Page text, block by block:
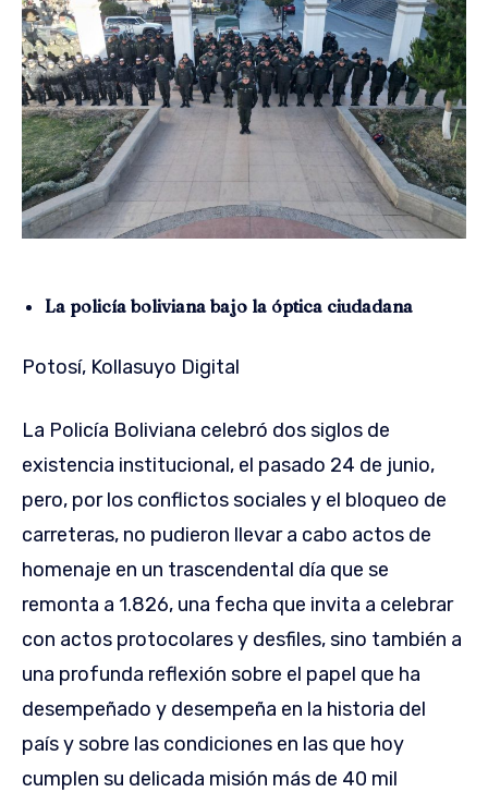
La policía boliviana bajo la óptica ciudadana
Potosí, Kollasuyo Digital
La Policía Boliviana celebró dos siglos de
existencia institucional, el pasado 24 de junio,
pero, por los conflictos sociales y el bloqueo de
carreteras, no pudieron llevar a cabo actos de
homenaje en un trascendental día que se
remonta a 1.826, una fecha que invita a celebrar
con actos protocolares y desfiles, sino también a
una profunda reflexión sobre el papel que ha
desempeñado y desempeña en la historia del
país y sobre las condiciones en las que hoy
cumplen su delicada misión más de 40 mil